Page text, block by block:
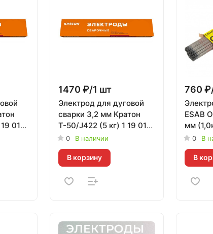
01
1470 ₽/1 шт
Электрод для дуговой
сварки 3,2 мм Кратон
Т-50/J422 (5 кг) 1 19 01
002
0 В наличии
В корзину
760
ESAB
мм
ЭСАБ |
0 В
В